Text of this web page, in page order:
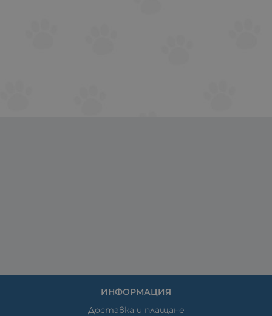
ИНФОРМАЦИЯ
Доставка и плащане